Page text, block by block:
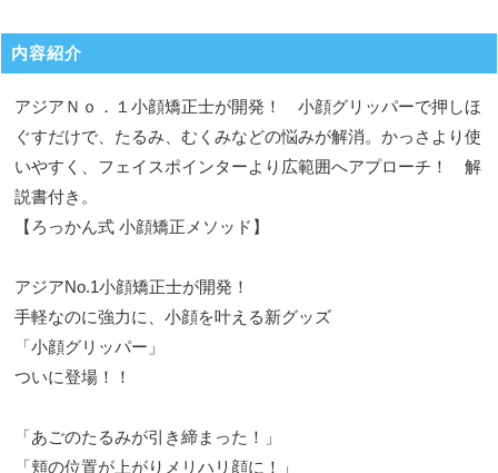
内容紹介
アジアＮｏ．１小顔矯正士が開発！ 小顔グリッパーで押しほ
ぐすだけで、たるみ、むくみなどの悩みが解消。かっさより使
いやすく、フェイスポインターより広範囲へアプローチ！ 解
説書付き。
【ろっかん式 小顔矯正メソッド】
アジアNo.1小顔矯正士が開発！
手軽なのに強力に、小顔を叶える新グッズ
「小顔グリッパー」
ついに登場！！
「あごのたるみが引き締まった！」
「頬の位置が上がりメリハリ顔に！」